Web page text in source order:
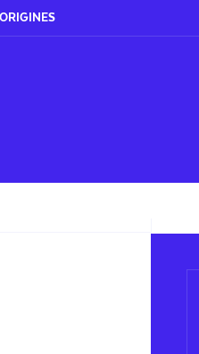
ORIGINES